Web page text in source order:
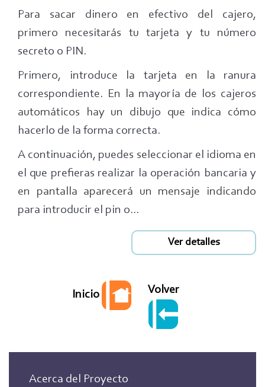
Para sacar dinero en efectivo del cajero,
primero necesitarás tu tarjeta y tu número
secreto o PIN.
Primero, introduce la tarjeta en la ranura
correspondiente. En la mayoría de los cajeros
automáticos hay un dibujo que indica cómo
hacerlo de la forma correcta.
A continuación, puedes seleccionar el idioma en
el que prefieras realizar la operación bancaria y
en pantalla aparecerá un mensaje indicando
para introducir el pin o...
Ver detalles
Inicio Volver
Acerca del Proyecto